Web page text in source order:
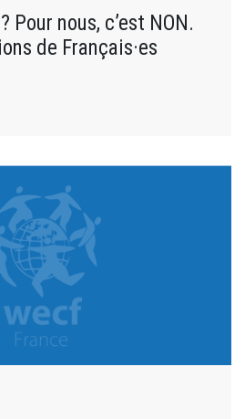
Pour nous, c’est NON.
de Français·es